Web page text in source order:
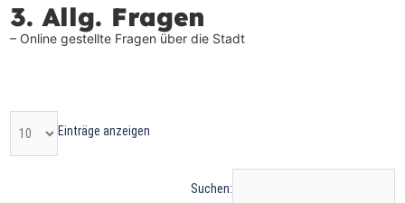
3. Allg. Fragen
– Online gestellte Fragen über die Stadt
Einträge anzeigen
Suchen: